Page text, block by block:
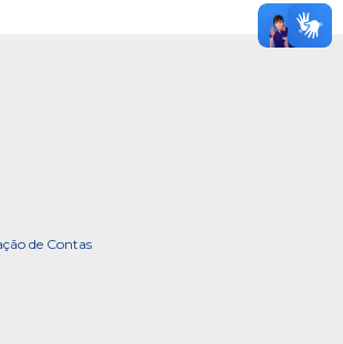
de Contas